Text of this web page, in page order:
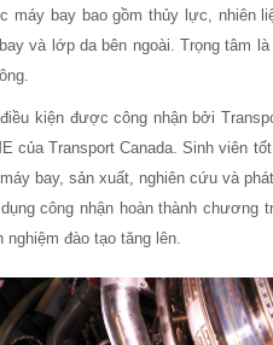
máy bay bao gồm thủy lực, nhiên
và lớp da bên ngoài. Trọng tâm
kiện được công nhận bởi
của Transport Canada. Sinh viên
bay, sản xuất, nghiên cứu và
công nhận hoàn thành chương
đào tạo tăng lên.